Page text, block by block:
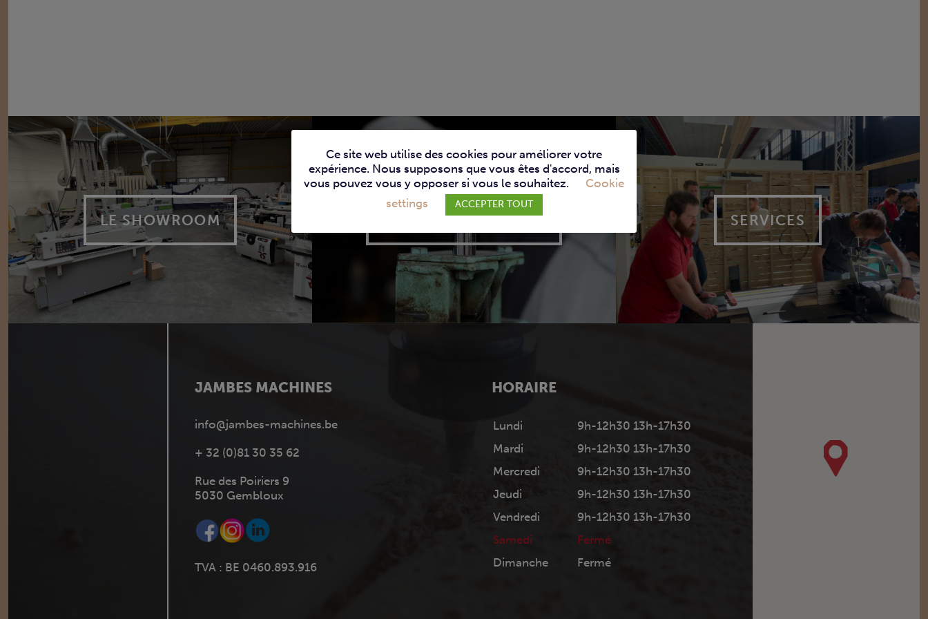
LE SHOWROOM SERVICE TECHNIQUE SERVICES
JAMBES MACHINES
info@jambes-machines.be
+ 32 (0)81 30 35 62
Rue des Poiriers 9
5030 Gembloux
TVA : BE 0460.893.916
HORAIRE
Lundi
9h-12h30 13h-17h30
Mardi
9h-12h30 13h-17h30
Mercredi
9h-12h30 13h-17h30
Jeudi
9h-12h30 13h-17h30
Vendredi
9h-12h30 13h-17h30
Samedi
Fermé
Dimanche
Fermé
Ce site web utilise des cookies pour améliorer votre
expérience. Nous supposons que vous êtes d'accord, mais
vous pouvez vous y opposer si vous le souhaitez.
Cookie
settings
ACCEPTER TOUT